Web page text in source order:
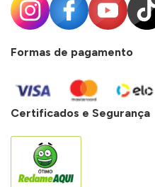
Formas de pagamento
Certificados e Segurança